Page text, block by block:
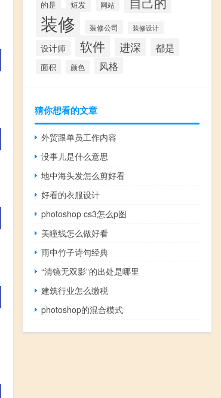
的是 短发 网站
装修 装修公司 装修设计
设计师 软件 进深 都是
面积 颜色 风格
猜你想看的文章
外贸跟单员工作内容
没事儿是什么意思
地中海头发怎么剪好看
好看的衣服设计
photoshop cs3怎么p图
美瞳线怎么做好看
雨中竹子诗句经典
“清镜无双影”的出处是哪里
建筑行业怎么缴税
photoshop的混合模式